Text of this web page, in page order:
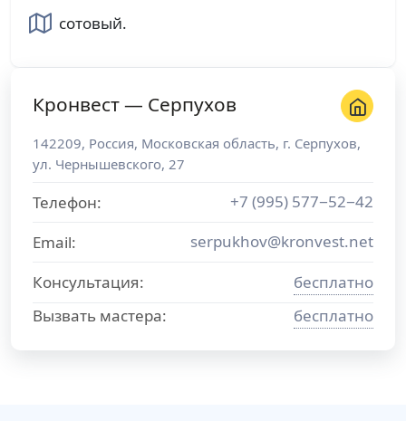
сотовый.
Кронвест — Серпухов
142209, Россия, Московская область, г. Серпухов,
ул. Чернышевского, 27
Телефон:
+7 (995) 577−52−42
Email:
serpukhov@kronvest.net
Консультация:
бесплатно
Вызвать мастера:
бесплатно